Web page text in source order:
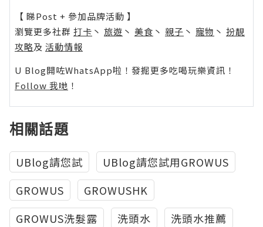
【 睇Post + 參加品牌活動 】
瀏覽更多社群 打卡 丶 旅遊 丶 美食 丶 親子 丶 寵物 丶 扮靚
攻略及 活動情報
U Blog開咗WhatsApp啦！發掘更多吃喝玩樂資訊！
Follow 我哋 ！
相關話題
UBlog請您試
UBlog請您試用GROWUS
GROWUS
GROWUSHK
GROWUS洗髮露
洗頭水
洗頭水推薦